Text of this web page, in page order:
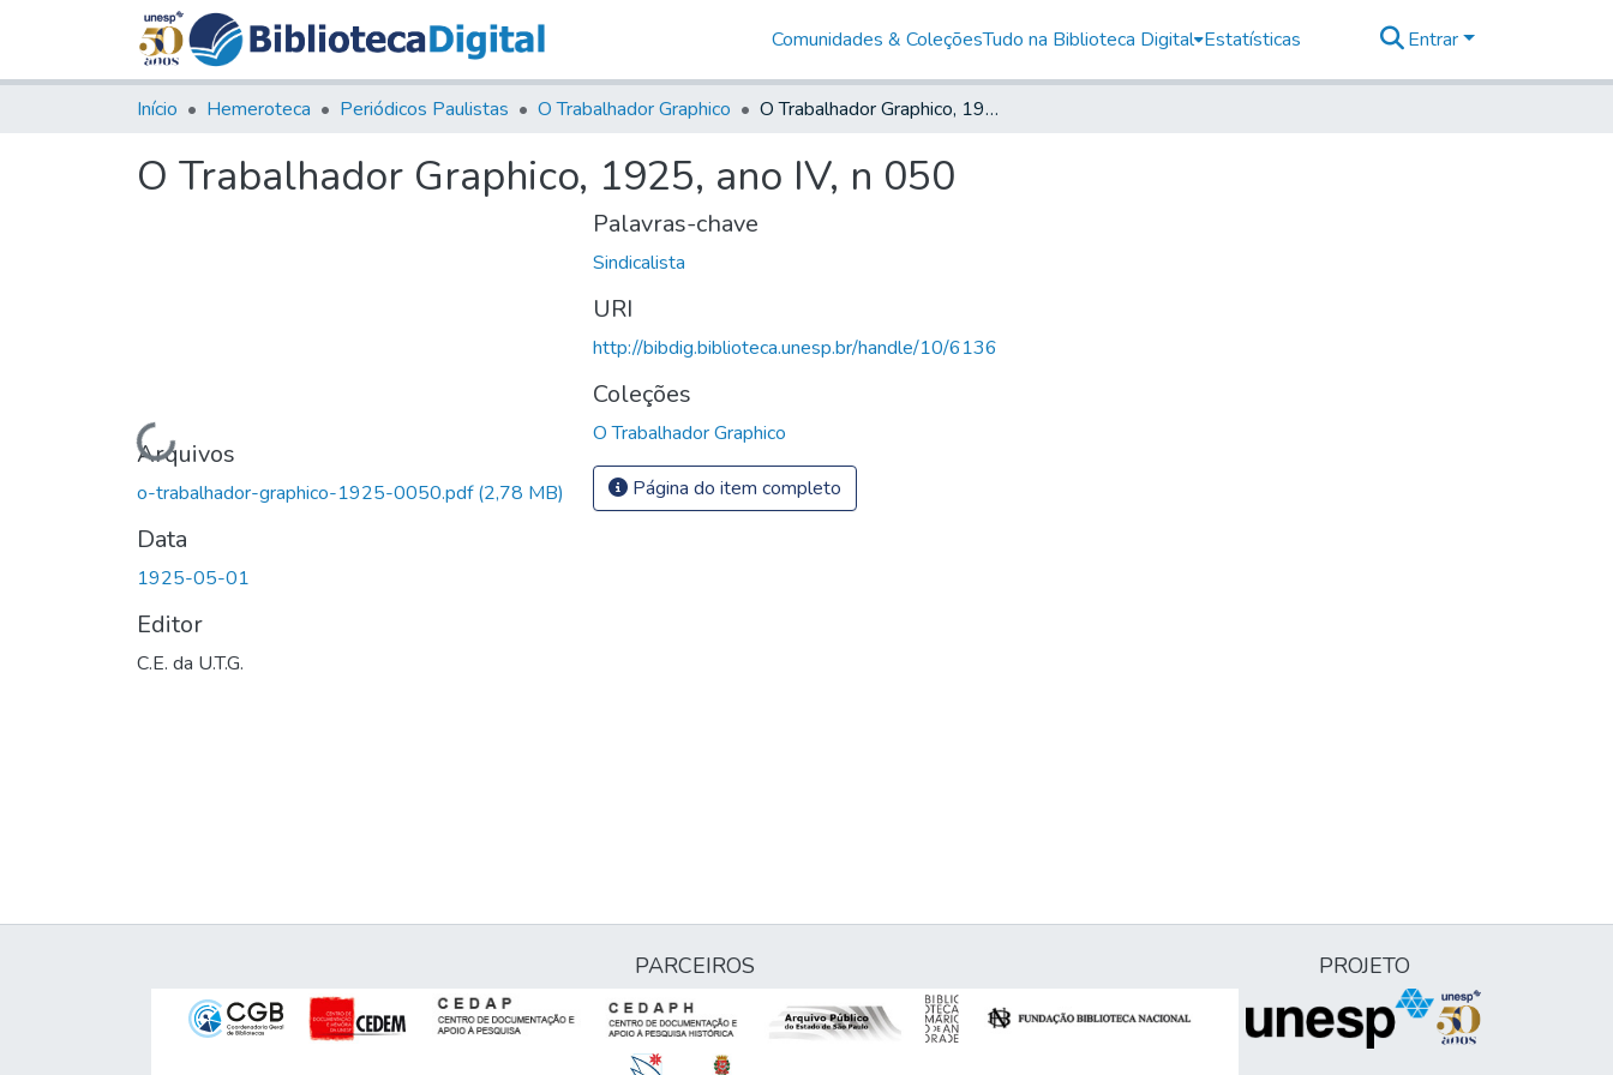
Comunidades & ColeçõesTudo na Biblioteca Digital Estatísticas Entrar
Início Hemeroteca Periódicos Paulistas O Trabalhador Graphico O Trabalhador Graphico, 1925, ano IV, n 050
O Trabalhador Graphico, 1925, ano IV, n 050
Carregando...
Arquivos
o-trabalhador-graphico-1925-0050.pdf(2,78 MB)
Data
1925-05-01
Editor
C.E. da U.T.G.
Palavras-chave
Sindicalista
URI
http://bibdig.biblioteca.unesp.br/handle/10/6136
Coleções
O Trabalhador Graphico
Página do item completo
PARCEIROS PROJETO